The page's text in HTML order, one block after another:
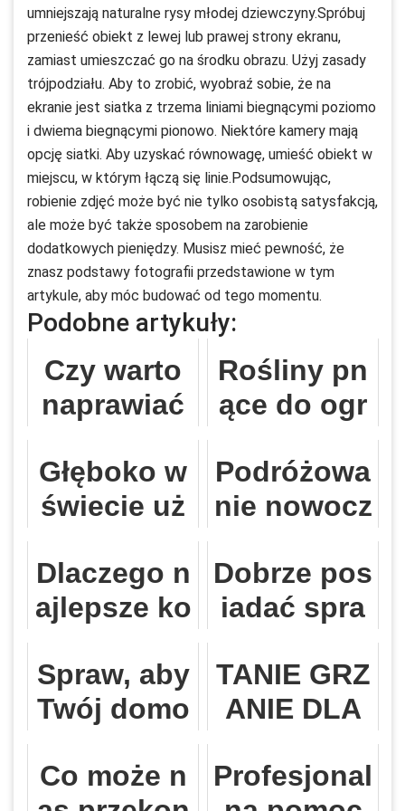
umniejszają naturalne rysy młodej dziewczyny.Spróbuj
przenieść obiekt z lewej lub prawej strony ekranu,
zamiast umieszczać go na środku obrazu. Użyj zasady
trójpodziału. Aby to zrobić, wyobraź sobie, że na
ekranie jest siatka z trzema liniami biegnącymi poziomo
i dwiema biegnącymi pionowo. Niektóre kamery mają
opcję siatki. Aby uzyskać równowagę, umieść obiekt w
miejscu, w którym łączą się linie.Podsumowując,
robienie zdjęć może być nie tylko osobistą satysfakcją,
ale może być także sposobem na zarobienie
dodatkowych pieniędzy. Musisz mieć pewność, że
znasz podstawy fotografii przedstawione w tym
artykule, aby móc budować od tego momentu.
Podobne artykuły:
Czy warto
naprawiać
ą blachark
ę, zwłaszcz
w samocho
dzie? Czy z
imy zadba
ć...
Rośliny pn
ące do ogr
opularniejs
ze gatunki
Głęboko w
świecie uż
zęści do p
ojazdów ci
Podróżowa
nie nowocz
sami jest b
ardzo wyg
Dlaczego n
ajlepsze ko
programy
biurowe są
j firmie tea
Dobrze pos
iadać spra
y, na desce
rozdzielcze
Spraw, aby
Twój domo
odniósł su
TANIE GRZ
ANIE DLA
LEKTRYCZ
Co może n
Profesjonal